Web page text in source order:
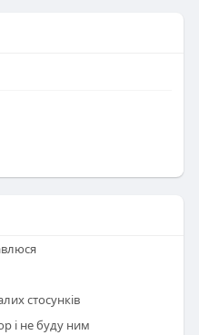
стосунків
і не буду ним